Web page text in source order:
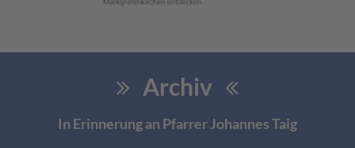
Archiv
In Erinnerung an Pfarrer Johannes Taig